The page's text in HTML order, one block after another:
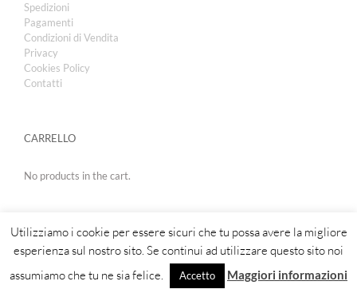
Spedizioni
Pagamenti
Condizioni di Vendita
Privacy
Cookies Policy
Contatti
CARRELLO
No products in the cart.
Copyright 2019 | Royal Cosmetic
Utilizziamo i cookie per essere sicuri che tu possa avere la migliore
esperienza sul nostro sito. Se continui ad utilizzare questo sito noi
assumiamo che tu ne sia felice.
Accetto Maggiori informazioni